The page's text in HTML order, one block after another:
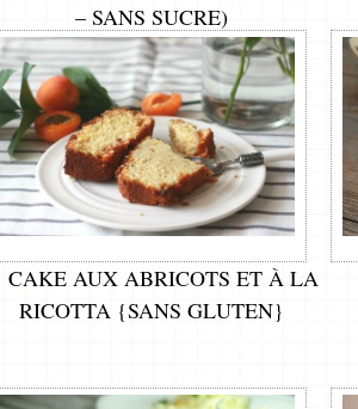
– SANS SUCRE)
CAKE AUX ABRICOTS ET À LA
RICOTTA {SANS GLUTEN}